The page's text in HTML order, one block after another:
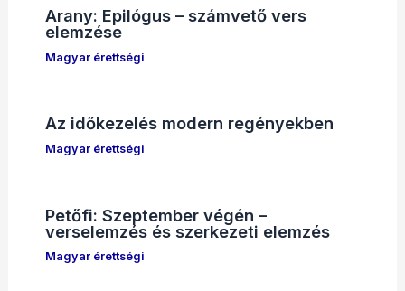
Arany: Epilógus – számvető vers
elemzése
Magyar érettségi
Az időkezelés modern regényekben
Magyar érettségi
Petőfi: Szeptember végén –
verselemzés és szerkezeti elemzés
Magyar érettségi